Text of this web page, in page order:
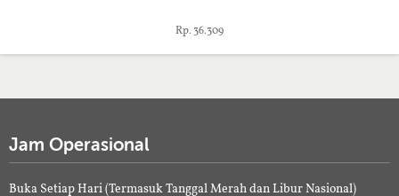
Rp. 36.309
Jam Operasional
Buka Setiap Hari (Termasuk Tanggal Merah dan Libur Nasional)